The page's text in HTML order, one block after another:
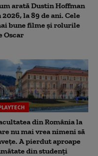
arată Dustin Hoffman
2026, la 89 de ani. Cele
bune filme și rolurile
Oscar
din România la
nu mai vrea nimeni să
A pierdut aproape
din studenţi